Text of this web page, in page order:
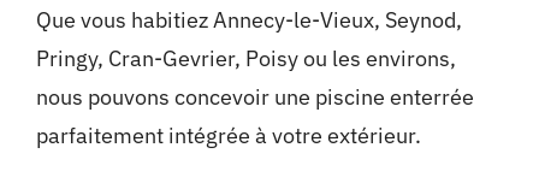
Que vous habitiez Annecy-le-Vieux, Seynod,
Pringy, Cran-Gevrier, Poisy ou les environs,
nous pouvons concevoir une piscine enterrée
parfaitement intégrée à votre extérieur.